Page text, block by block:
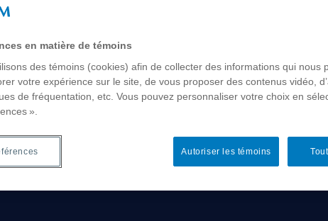
en matière de témoins
des témoins (cookies) afin de collecter des informations qui nous
votre expérience sur le site, de vous proposer des contenus vidéo,
de fréquentation, etc. Vous pouvez personnaliser votre choix en
».
Autoriser les témoins